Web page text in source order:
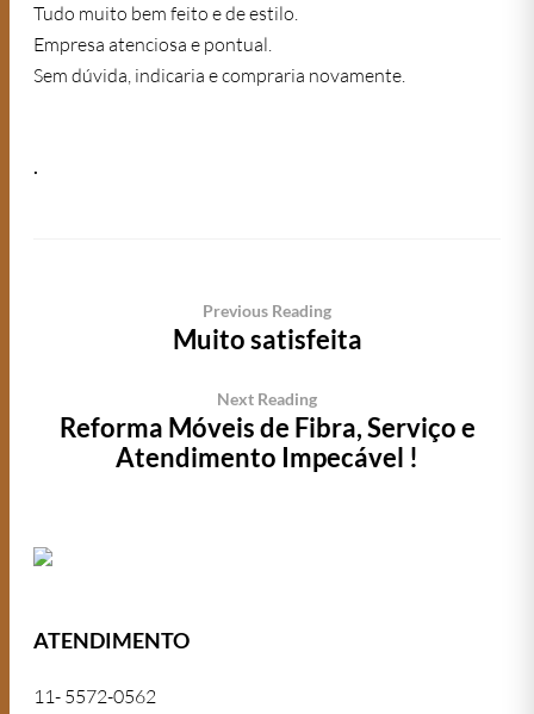
Tudo muito bem feito e de estilo.
Empresa atenciosa e pontual.
Sem dúvida, indicaria e compraria novamente.
.
Previous Reading
Muito satisfeita
Next Reading
Reforma Móveis de Fibra, Serviço e
Atendimento Impecável !
ATENDIMENTO
11- 5572-0562